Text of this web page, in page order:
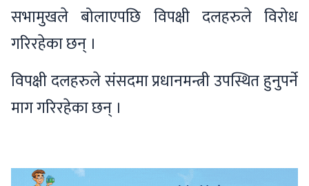
सभामुखले बोलाएपछि विपक्षी दलहरुले विरोध
गरिरहेका छन् ।
विपक्षी दलहरुले संसदमा प्रधानमन्त्री उपस्थित हुनुपर्ने
माग गरिरहेका छन् ।